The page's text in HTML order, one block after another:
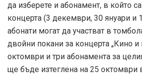
да изберете и абонамент, в който
концерта (3 декември, 30 януари и
абонати могат да участват в
двойни покани за концерта „Кино и
октомври и три абонамента за
ще бъде изтеглена на 25 октомври